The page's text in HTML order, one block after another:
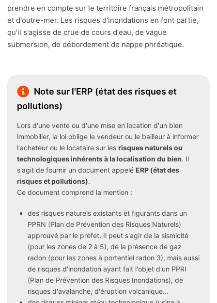
prendre en compte sur le territoire français métropolitain
et d'outre-mer. Les risques d'inondations en font partie,
qu'il s'agisse de crue de cours d'eau, de vague
submersion, de débordement de nappe phréatique.
Note sur l'ERP (état des risques et
pollutions)
Lors d'une vente ou d'une mise en location d'un bien
immobilier, la loi oblige le vendeur ou le bailleur à informer
l'acheteur ou le locataire sur les risques naturels ou
technologiques inhérents à la localisation du bien. Il
s'agit de fournir un document appelé ERP (état des
risques et pollutions).
Ce document comprend la mention :
des risques naturels existants et figurants dans un
PPRN (Plan de Prévention des Risques Naturels)
approuvé par le préfet. Il peut s'agir de la sismicité
(pour les zones de 2 à 5), de la présence de gaz
radon (pour les zones à portentiel radon 3), mais aussi
de risques d'inondation ayant fait l'objet d'un PPRI
(Plan de Prévention des Risques Inondations), de
risques d'avalanche, d'éruption volcanique...